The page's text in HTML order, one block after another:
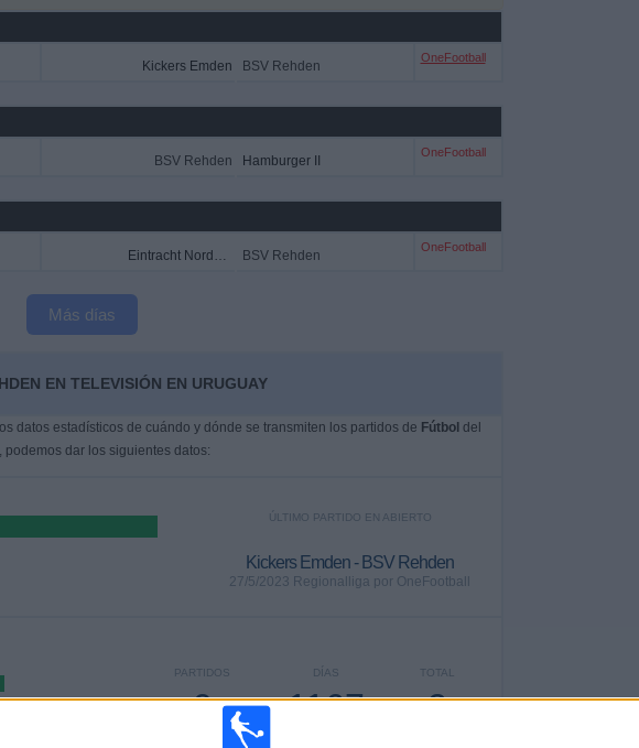
Kickers Emden BSV Rehden
OneFootball
BSV Rehden Hamburger II
OneFootball
Eintracht Norderstedt BSV Rehden
OneFootball
Más días
EN TELEVISIÓN EN URUGUAY
datos estadísticos de cuándo y dónde se transmiten los partidos de Fútbol del
, podemos dar los siguientes datos:
ÚLTIMO PARTIDO EN ABIERTO
Kickers Emden - BSV Rehden
27/5/2023 Regionalliga por OneFootball
TOTAL
2
DÍAS
1167
PARTIDOS
0
CONSECUTIVOS